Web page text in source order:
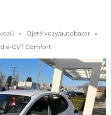
Ojeté vozy/autobazar
e-CVT Comfort